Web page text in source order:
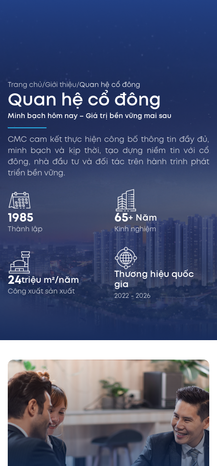
Trang chủ/Giới thiệu/Quan hệ cổ đông
Quan hệ cổ đông
Minh bạch hôm nay – Giá trị bền vững mai sau
CMC cam kết thực hiện công bố thông tin đầy đủ,
minh bạch và kịp thời, tạo dựng niềm tin với cổ
đông, nhà đầu tư và đối tác trên hành trình phát
triển bền vững.
1985
Thành lập
65+ Năm
Kinh nghiệm
24triệu m²/năm
Công xuất sản xuất
Thương hiệu quốc
gia
2022 - 2026